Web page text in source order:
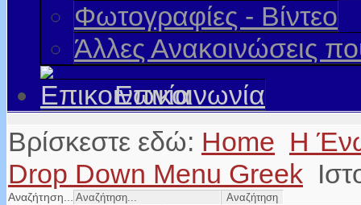
Φωτογραφίες - Βίντεο
Άλλες Ανακοινώσεις
Επικοινωνία
Βρίσκεστε εδώ: Home Η
Drop Down Menu Greek
Αναζήτηση...